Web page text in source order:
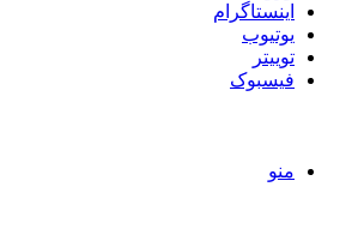
اینستاگرام
یوتیوب
توییتر
فیسبوک
منو